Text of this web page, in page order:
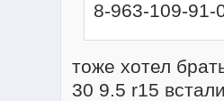
8-963-109-91-
тоже хотел
30 9.5 r15